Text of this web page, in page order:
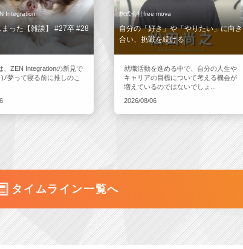
Integration
まった【雑談】 #27卒 #28
、ZEN Integrationの新見で
ﾉ夢って寝る前に推しのこ
株式会社free mova
自分の「好き」や「やりたい」に向き
合い、挑戦を続ける
就職活動を進める中で、自分の人生や
キャリアの目標について考える機会が
増えているのではないでしょ...
2026/08/06
タイムライン一覧へ